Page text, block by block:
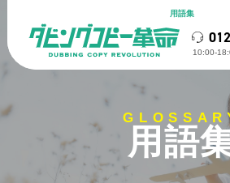
用語集
10:00-
用語